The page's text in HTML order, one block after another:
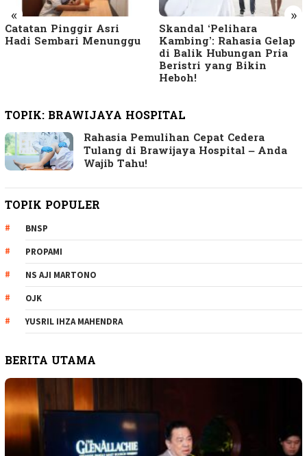
« »
Catatan Pinggir Asri
Hadi Sembari Menunggu
Skandal ‘Pelihara
Kambing’: Rahasia Gelap
di Balik Hubungan Pria
Beristri yang Bikin
Heboh!
TOPIK: BRAWIJAYA HOSPITAL
Rahasia Pemulihan Cepat Cedera
Tulang di Brawijaya Hospital – Anda
Wajib Tahu!
TOPIK POPULER
BNSP
PROPAMI
NS AJI MARTONO
OJK
YUSRIL IHZA MAHENDRA
BERITA UTAMA